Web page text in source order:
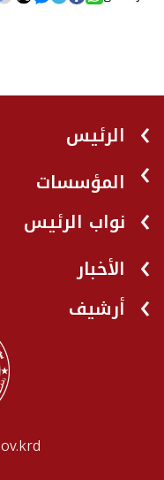
الرئيس
المؤسسات
نواب الرئيس
الأخبار
أرشيف